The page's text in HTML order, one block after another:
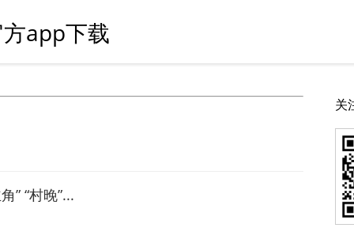
app下载
” “村晚”...
关